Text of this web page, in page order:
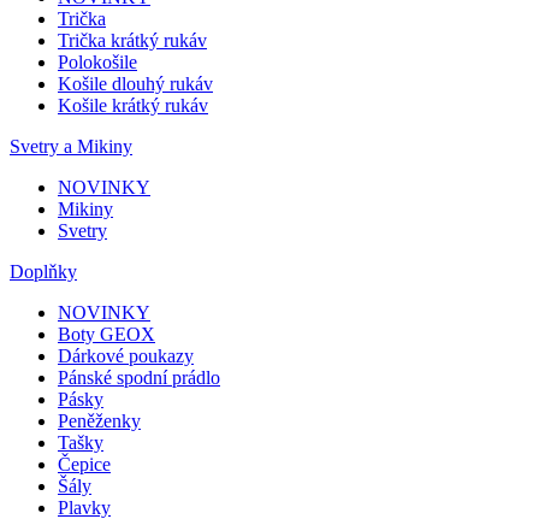
Trička
Trička krátký rukáv
Polokošile
Košile dlouhý rukáv
Košile krátký rukáv
Svetry a Mikiny
NOVINKY
Mikiny
Svetry
Doplňky
NOVINKY
Boty GEOX
Dárkové poukazy
Pánské spodní prádlo
Pásky
Peněženky
Tašky
Čepice
Šály
Plavky